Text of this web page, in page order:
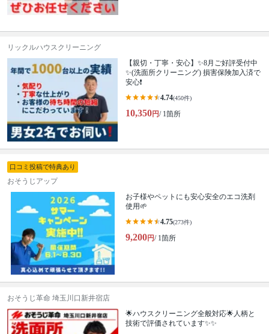
リックルハウスクリーニング
【親切・丁寧・安心】✨️8月ご好評受付中
✨️(洗面所クリーニング) 損害保険加入済で
安心❗️
4.74(450件)
10,350円/ 1箇所
口コミ投稿で特典あり
おそうじアップ
お子様やペットにも安心安全のエコ洗剤
使用🌱
4.75(273件)
9,200円/ 1箇所
おそうじ革命 埼玉川口新井宿店
🌟ハウスクリーニング全般対応🌟人柄と
技術で評価されています✨✨